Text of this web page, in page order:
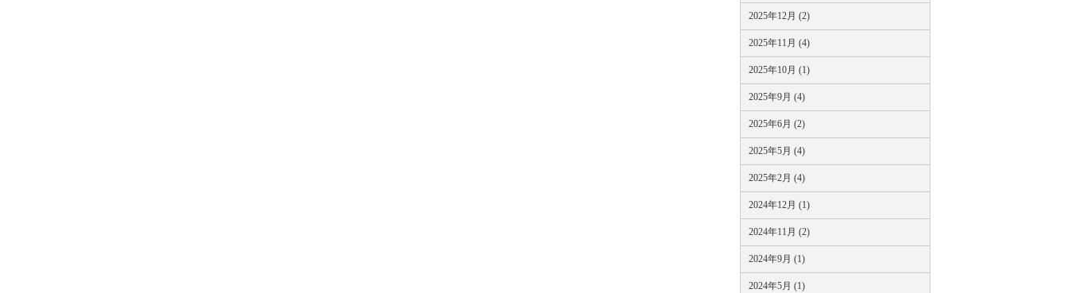
2025年12月 (2)
2025年11月 (4)
2025年10月 (1)
2025年9月 (4)
2025年6月 (2)
2025年5月 (4)
2025年2月 (4)
2024年12月 (1)
2024年11月 (2)
2024年9月 (1)
2024年5月 (1)